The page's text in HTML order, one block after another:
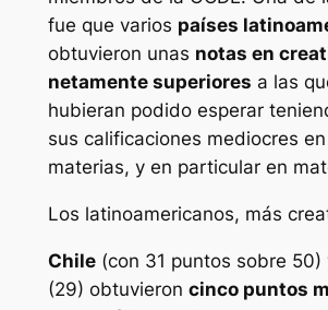
fue que varios países
obtuvieron unas notas en
netamente superiores a las
hubieran podido esperar
sus calificaciones mediocres
materias, y en particular en
Los latinoamericanos, más
Chile(con 31 puntos sobre 50)
(29) obtuvieron cinco puntos